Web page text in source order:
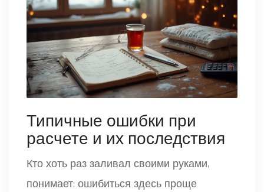
Типичные ошибки при
расчете и их последствия
Кто хоть раз заливал своими руками,
понимает: ошибиться здесь проще